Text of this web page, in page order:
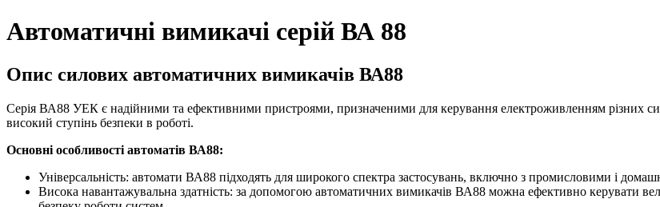
Автоматичні вимикачі серій ВА 88
Опис силових автоматичних вимикачів ВА88
Серія ВА88 УЕК є надійними та ефективними пристроями, призначеними для керування електроживленням різних
високий ступінь безпеки в роботі.
Основні особливості автоматів ВА88:
Універсальність: автомати ВА88 підходять для широкого спектра застосувань, включно з промисловими і
Висока навантажувальна здатність: за допомогою автоматичних вимикачів ВА88 можна ефективно керувати